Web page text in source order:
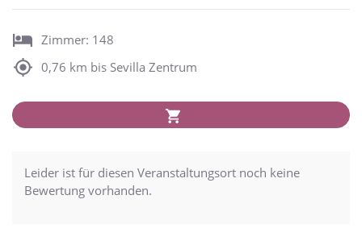
Zimmer: 148
0,76 km bis Sevilla Zentrum
Leider ist für diesen Veranstaltungsort noch keine
Bewertung vorhanden.